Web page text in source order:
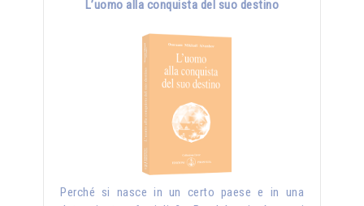
L’uomo alla conquista del suo destino
Perché si nasce in un certo paese e in una